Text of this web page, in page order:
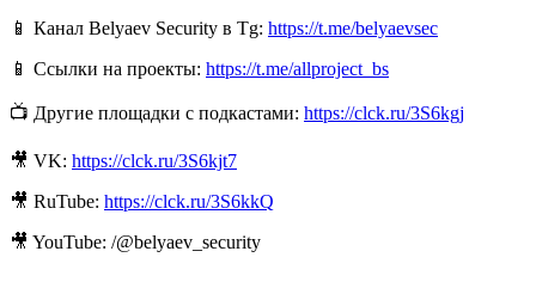
📱 Канал Belyaev Security в Tg: https://t.me/belyaevsec
📱 Ссылки на проекты: https://t.me/allproject_bs
📺 Другие площадки с подкастами: https://clck.ru/3S6kgj
🎥 VK: https://clck.ru/3S6kjt7
🎥 RuTube: https://clck.ru/3S6kkQ
🎥 YouTube: /@belyaev_security